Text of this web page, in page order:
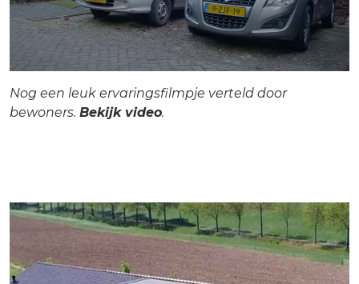
Nog een leuk ervaringsfilmpje verteld door
bewoners. Bekijk video.